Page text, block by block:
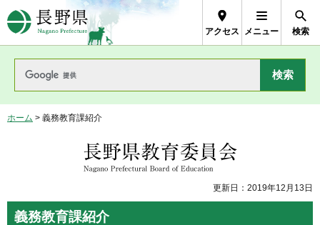
長野県Nagano Prefecture
アクセス メニュー 検索
ホーム > 義務教育課紹介
長野県教育委員会
更新日：2019年12月13日
義務教育課紹介